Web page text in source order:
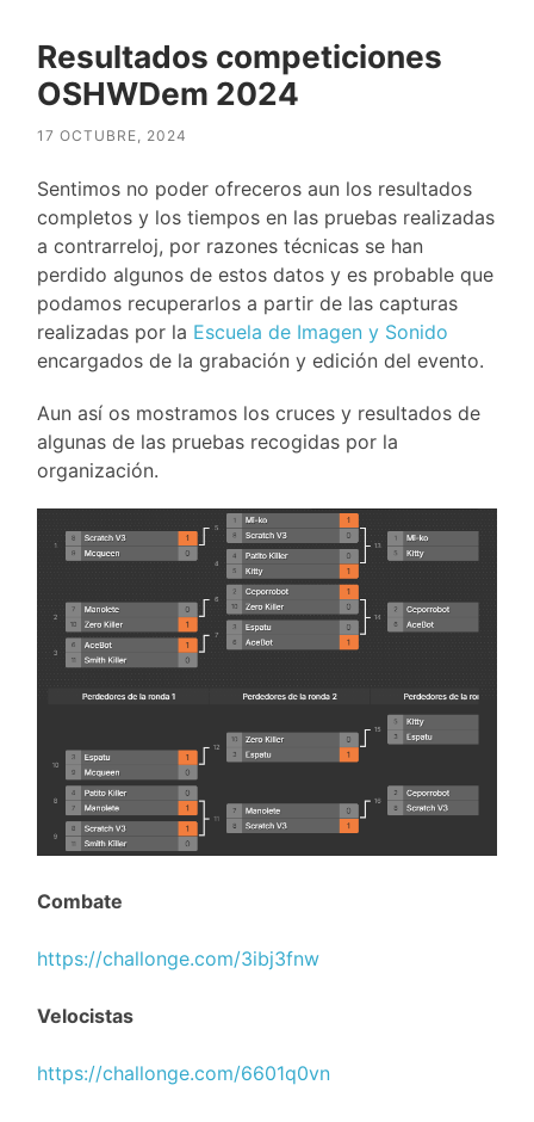
Resultados competiciones
OSHWDem 2024
17 OCTUBRE, 2024
Sentimos no poder ofreceros aun los resultados
completos y los tiempos en las pruebas realizadas
a contrarreloj, por razones técnicas se han
perdido algunos de estos datos y es probable que
podamos recuperarlos a partir de las capturas
realizadas por la Escuela de Imagen y Sonido
encargados de la grabación y edición del evento.
Aun así os mostramos los cruces y resultados de
algunas de las pruebas recogidas por la
organización.
Combate
https://challonge.com/3ibj3fnw
Velocistas
https://challonge.com/6601q0vn